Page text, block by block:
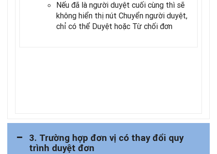
Nếu đã là người duyệt cuối cùng thì sẽ
không hiển thị nút Chuyển người duyệt,
chỉ có thể Duyệt hoặc Từ chối đơn
3. Trường hợp đơn vị có thay đổi quy
trình duyệt đơn